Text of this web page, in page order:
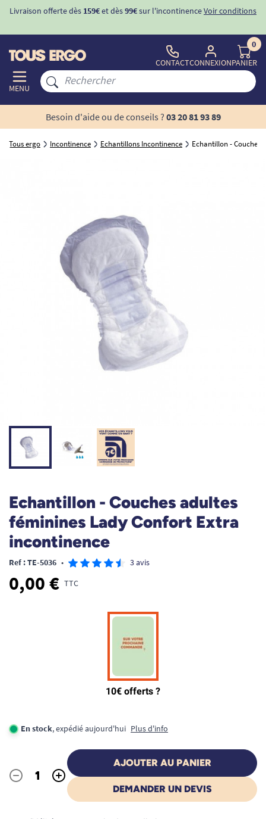
Livraison offerte dès 159€et dès99€sur l'incontinenceVoir conditions
MENU
CONTACTCONNEXION
0
PANIER
Besoin d'aide ou de conseils ? 03 20 81 93 89
Tous ergo Incontinence Echantillons Incontinence Echantillon - Couches
Echantillon - Couches adultes
féminines Lady Confort Extra
incontinence
Ref : TE-5036 • 3 avis
0,00 € TTC
En stock, expédié aujourd'hui Plus d'info
Quantité
- +
AJOUTER AU PANIER
DEMANDER UN DEVIS